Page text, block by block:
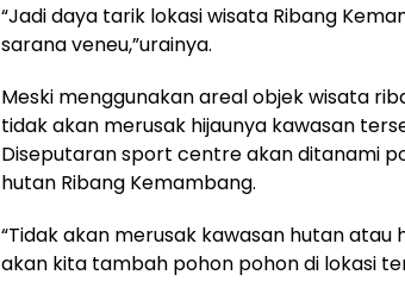
“Jadi daya tarik lokasi wisata Ribang
sarana veneu,”urainya.
Meski menggunakan areal objek wisata
tidak akan merusak hijaunya kawasan
Diseputaran sport centre akan ditanami
hutan Ribang Kemambang.
“Tidak akan merusak kawasan hutan atau
akan kita tambah pohon pohon di lokasi